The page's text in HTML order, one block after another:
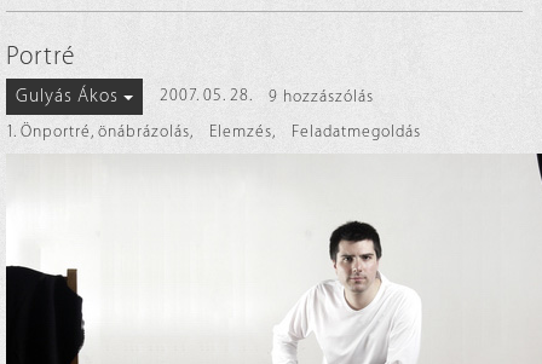
Portré
Gulyás Ákos 2007. 05. 28.
9 hozzászólás
1. Önportré, önábrázolás, Elemzés, Feladatmegoldás